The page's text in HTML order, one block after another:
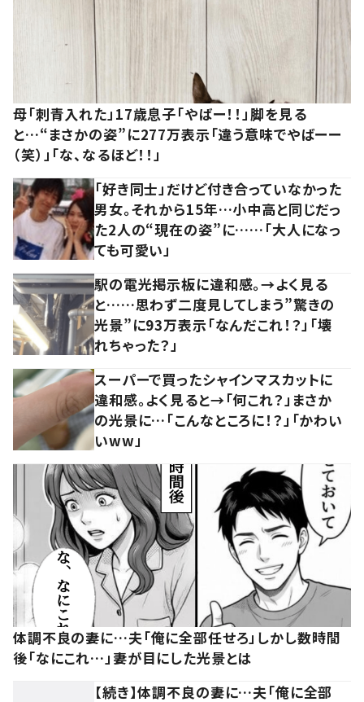
母「刺青入れた」17歳息子「やばー！！」脚を見る
と…“まさかの姿”に277万表示「違う意味でやばーー
（笑）」「な、なるほど！！」
「好き同士」だけど付き合っていなかった
男女。それから15年…小中高と同じだっ
た2人の“現在の姿”に……「大人になっ
ても可愛い」
駅の電光掲示板に違和感。→よく見る
と……思わず二度見してしまう”驚きの
光景”に93万表示「なんだこれ！？」「壊
れちゃった？」
スーパーで買ったシャインマスカットに
違和感。よく見ると→「何これ？」まさか
の光景に…「こんなところに！？」「かわい
いww」
体調不良の妻に…夫「俺に全部任せろ」しかし数時間
後「なにこれ…」妻が目にした光景とは
【続き】体調不良の妻に…夫「俺に全部